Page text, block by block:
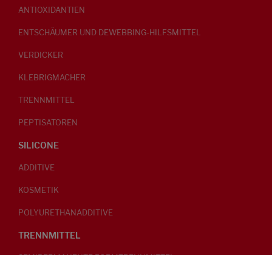
ANTIOXIDANTIEN
ENTSCHÄUMER UND DEWEBBING-HILFSMITTEL
VERDICKER
KLEBRIGMACHER
TRENNMITTEL
PEPTISATOREN
SILICONE
ADDITIVE
KOSMETIK
POLYURETHANADDITIVE
TRENNMITTEL